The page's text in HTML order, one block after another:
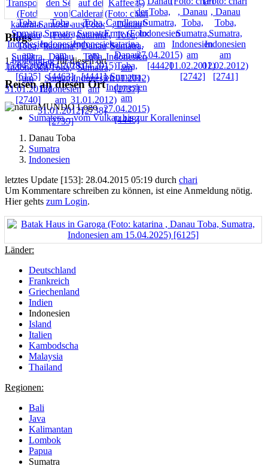
Blogs
1blogeintragfür diesen ort
Reisen an diesen Ort
Sumatera – vom Vulkan bis zur Koralleninsel
Danau Toba
Sumatra
Indonesien
letztes Update [153]: 28.04.2015 05:19 durch chari
Um Kommentare schreiben zu können, ist eine Anmeldung nötig.
Hier gehts zum Login.
Länder:
Deutschland
Frankreich
Griechenland
Indien
Indonesien
Island
Italien
Kambodscha
Malaysia
Thailand
Regionen:
Bali
Java
Kalimantan
Lombok
Papua
Sumatra